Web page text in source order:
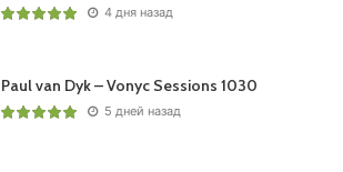
4 дня назад
Paul van Dyk – Vonyc Sessions 1030
5 дней назад